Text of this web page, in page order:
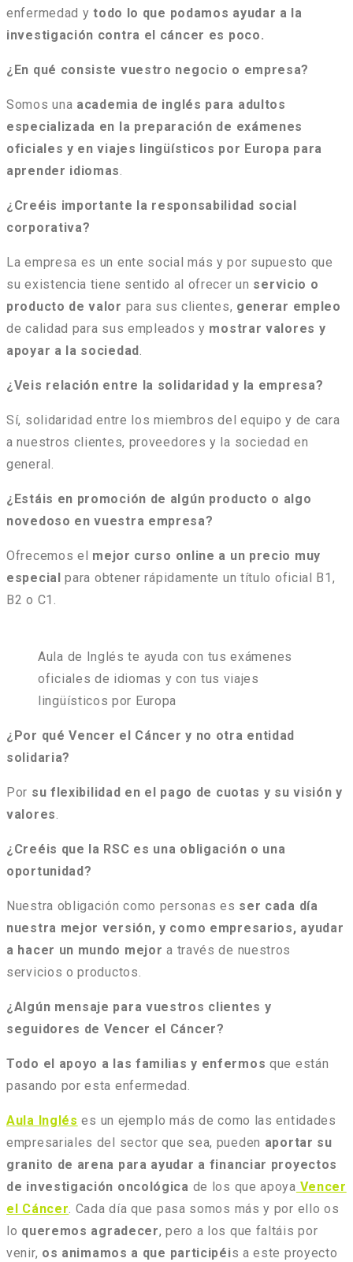
enfermedad ytodo lo que podamos ayudar a la
investigación contra el cáncer es poco.
¿En qué consiste vuestro negocio o empresa?
Somos una academia de inglés para adultos
especializada en la preparación de exámenes
oficiales y en viajes lingüísticos por Europa para
aprender idiomas.
¿Creéis importante la responsabilidad social
corporativa?
La empresa es un ente social más y por supuesto que
su existencia tiene sentido al ofrecer un servicio o
producto de valor para sus clientes, generar empleo
de calidad para sus empleados y mostrar valores y
apoyar a la sociedad .
¿Veis relación entre la solidaridad y la empresa?
Sí, solidaridad entre los miembros del equipo y de cara
a nuestros clientes, proveedores y la sociedad en
general.
¿Estáis en promoción de algún producto o algo
novedoso en vuestra empresa?
Ofrecemos el
mejor curso online a un precio muy
especial para obtener rápidamente un título oficial B1,
B2 o C1.
Aula de Inglés te ayuda con tus exámenes
oficiales de idiomas y con tus viajes
lingüísticos por Europa
¿Por qué Vencer el Cáncer y no otra entidad
solidaria?
Por su flexibilidad en el pago de cuotas y su visión y
valores.
¿Creéis que la RSC es una obligación o una
oportunidad?
Nuestra obligación como personas es ser cada día
nuestra mejor versión, y como empresarios, ayudar
a hacer un mundo mejor a través de nuestros
servicios o productos.
¿Algún mensaje para vuestros clientes y
seguidores de Vencer el Cáncer?
Todo el apoyo a las familias y enfermos que están
pasando por esta enfermedad.
Aula Inglés es un ejemplo más de como las entidades
empresariales del sector que sea, pueden aportar su
granito de arena para ayudar a financiar proyectos
de investigación oncológica de los que apoya Vencer
el Cáncer. Cada día que pasa somos más y por ello os
lo queremos agradecer, pero a los que faltáis por
venir, os animamos a que participéis a este proyecto